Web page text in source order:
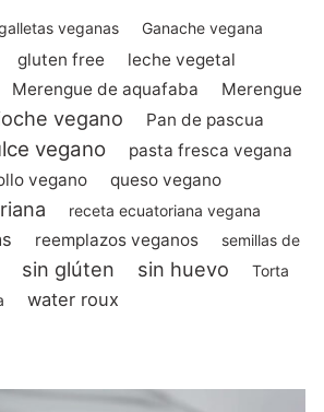
veganas Ganache vegana
gluten free leche vegetal
Merengue de aquafaba
Merengue
vegano
Pan de pascua
vegano pasta fresca vegana
vegano queso vegano
receta ecuatoriana vegana
reemplazos veganos
semillas de
sin glúten sin huevo
Torta
water roux